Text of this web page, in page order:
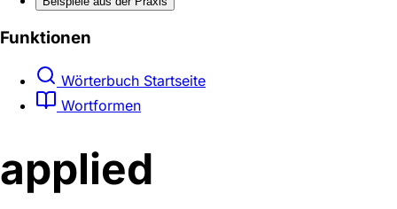
Funktionen
Wörterbuch Startseite
Wortformen
applied